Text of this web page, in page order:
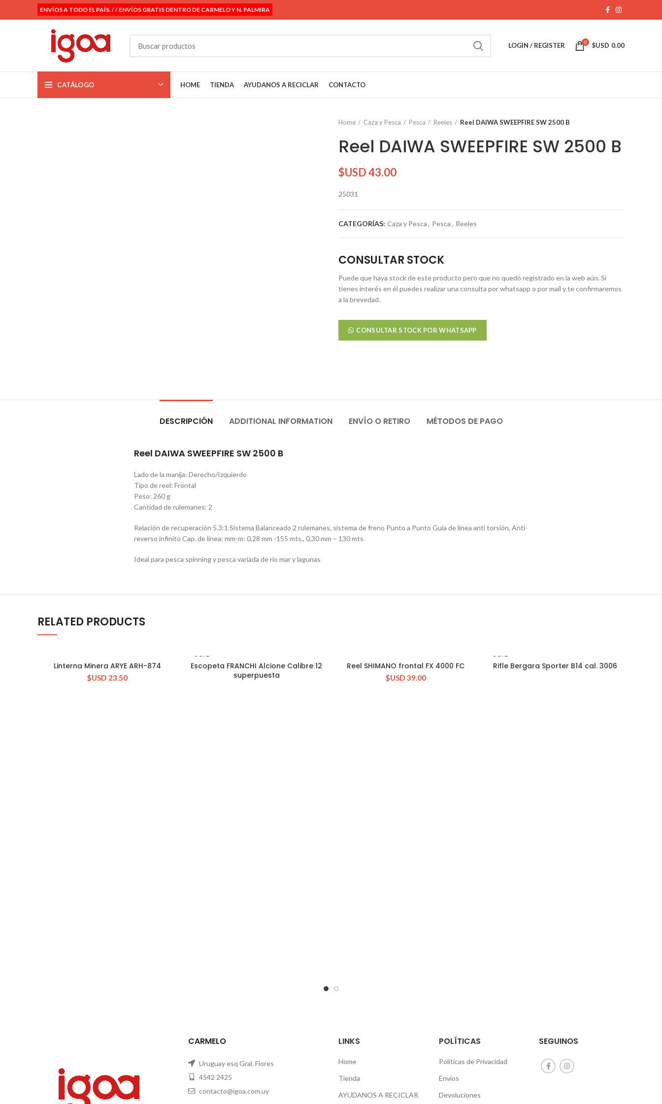
ENVÍOS A TODO EL PAÍS. / / ENVÍOS GRATIS DENTRO DE CARMELO Y N. PALMIRA
LOGIN / REGISTER 0 $USD 0.00
CATÁLOGO HOME TIENDA AYUDANOS A RECICLAR CONTACTO
Home Caza y Pesca Pesca Reeles Reel DAIWA SWEEPFIRE SW 2500 B
Reel DAIWA SWEEPFIRE SW 2500 B
$USD43.00
25031
CATEGORÍAS: Caza y Pesca, Pesca, Reeles
CONSULTAR STOCK
Puede que haya stock de este producto pero que no quedó registrado en la web aún. Si
tienes interés en él puedes realizar una consulta por whatsapp o por mail y te confirmaremos
a la brevedad.
CONSULTAR STOCK POR WHATSAPP
DESCRIPCIÓN ADDITIONAL INFORMATION ENVÍO O RETIRO MÉTODOS DE PAGO
Reel DAIWA SWEEPFIRE SW 2500 B
Lado de la manija: Derecho/Izquierdo
Tipo de reel: Frontal
Peso: 260 g
Cantidad de rulemanes: 2
Relación de recuperación 5.3:1 Sistema Balanceado 2 rulemanes, sistema de freno Punto a Punto Guía de línea anti torsión, Anti-
reverso infinito Cap. de línea: mm-m: 0,28 mm -155 mts., 0,30 mm – 130 mts
Ideal para pesca spinning y pesca variada de río mar y lagunas
RELATED PRODUCTS
CONSULTAR STOCK
Linterna Minera ARYE ARH-874
$USD 23.50
SOLD
OUT
CONSULTAR STOCK
Escopeta FRANCHI Alcione Calibre 12
superpuesta
CONSULTAR STOCK
Reel SHIMANO frontal FX 4000 FC
$USD 39.00
SOLD
OUT
CONSULTAR STOCK
Rifle Bergara Sporter B14 cal. 3006
CARMELO
Uruguay esq Gral. Flores
4542 2425
contacto@igoa.com.uy
LINKS
Home
Tienda
AYUDANOS A RECICLAR
POLÍTICAS
Políticas de Privacidad
Envíos
Devoluciones
SEGUINOS